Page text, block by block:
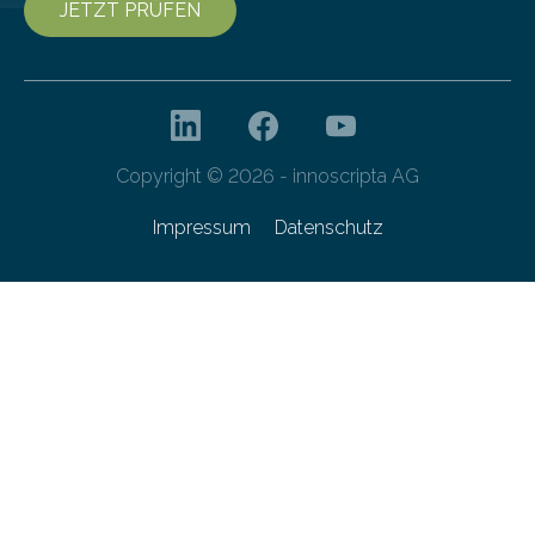
JETZT PRÜFEN
Copyright © 2026 - innoscripta AG
Impressum Datenschutz